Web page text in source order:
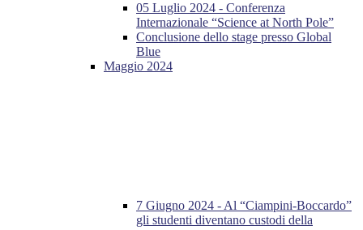
05 Luglio 2024 - Conferenza
Internazionale “Science at North Pole”
Conclusione dello stage presso Global
Blue
Maggio 2024
7 Giugno 2024 - Al “Ciampini-Boccardo”
gli studenti diventano custodi della